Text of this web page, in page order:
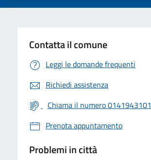
Contatta il comune
Leggi le domande frequenti
Richiedi assistenza
Chiama il numero 0141943101
Prenota appuntamento
Problemi in città